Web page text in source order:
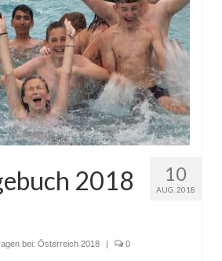
10
AUG. 2018
2018
bei: Österreich 2018 | 0